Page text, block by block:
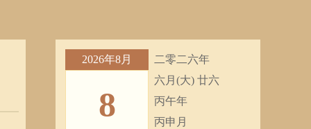
2026年8月
8
二零二六年
六月(大) 廿六
丙午年
丙申月